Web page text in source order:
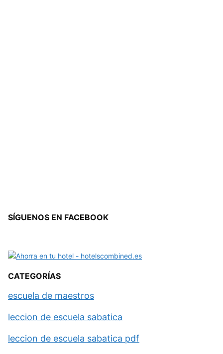
SÍGUENOS EN FACEBOOK
CATEGORÍAS
escuela de maestros
leccion de escuela sabatica
leccion de escuela sabatica pdf